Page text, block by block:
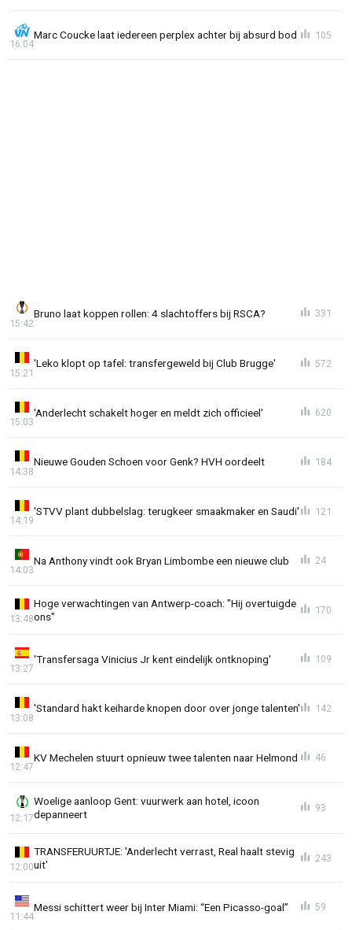
Marc Coucke laat iedereen perplex achter bij absurd bod
16:04
105
Bruno laat koppen rollen: 4 slachtoffers bij RSCA?
15:42
331
'Leko klopt op tafel: transfergeweld bij Club Brugge'
15:21
572
'Anderlecht schakelt hoger en meldt zich officieel'
15:03
620
Nieuwe Gouden Schoen voor Genk? HVH oordeelt
14:38
184
'STVV plant dubbelslag: terugkeer smaakmaker en Saudi'
14:19
121
Na Anthony vindt ook Bryan Limbombe een nieuwe club
14:03
24
Hoge verwachtingen van Antwerp-coach: "Hij overtuigde
ons"
13:48
170
'Transfersaga Vinicius Jr kent eindelijk ontknoping'
13:27
109
'Standard hakt keiharde knopen door over jonge talenten'
13:08
142
KV Mechelen stuurt opnieuw twee talenten naar Helmond
12:47
46
Woelige aanloop Gent: vuurwerk aan hotel, icoon
depanneert
12:17
93
TRANSFERUURTJE: 'Anderlecht verrast, Real haalt stevig
uit'
12:00
243
Messi schittert weer bij Inter Miami: “Een Picasso-goal”
11:44
59